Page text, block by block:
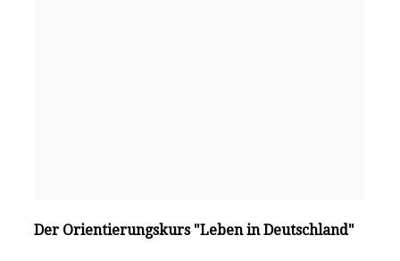
Der Orientierungskurs "Leben in Deutschland"